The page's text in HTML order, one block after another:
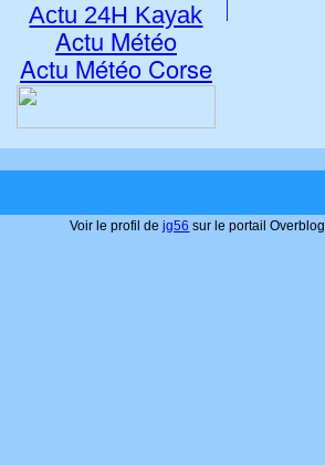
Actu 24H Kayak
Actu Météo
Actu Météo Corse
Voir le profil dejg56 sur le portail Overblog